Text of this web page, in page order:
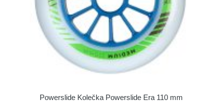
Powerslide Kolečka Powerslide Era 110 mm